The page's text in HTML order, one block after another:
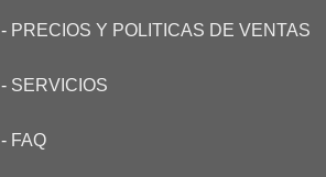
- PRECIOS Y POLITICAS DE VENTAS
- SERVICIOS
- FAQ